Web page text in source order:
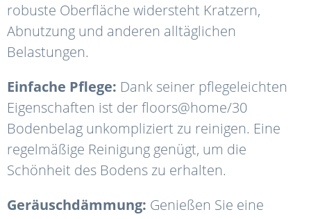
robuste Oberfläche widersteht Kratzern,
Abnutzung und anderen alltäglichen
Belastungen.
Einfache Pflege: Dank seiner pflegeleichten
Eigenschaften ist der floors@home/30
Bodenbelag unkompliziert zu reinigen. Eine
regelmäßige Reinigung genügt, um die
Schönheit des Bodens zu erhalten.
Geräuschdämmung: Genießen Sie eine